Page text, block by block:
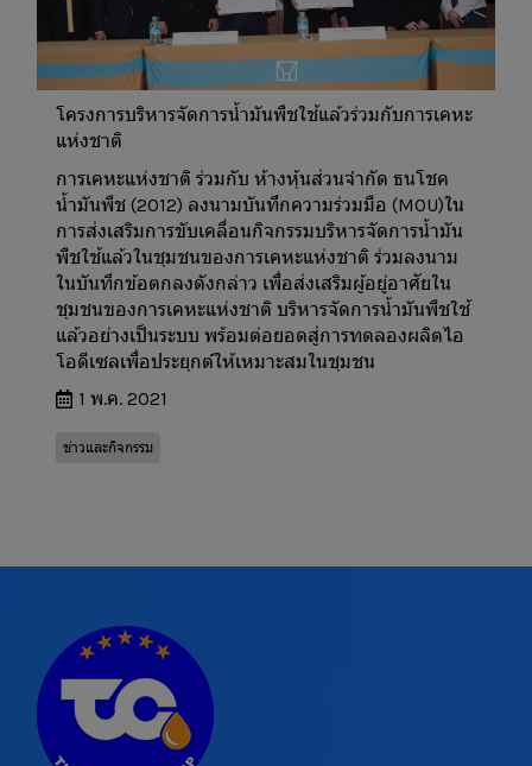
โครงการบริหารจัดการน้ำมันพืชใช้แล้วร่วมกับการเคหะ
แห่งชาติ
การเคหะแห่งชาติ ร่วมกับ ห้างหุ้นส่วนจำกัด ธนโชค
น้ำมันพืช (2012) ลงนามบันทึกความร่วมมือ (MOU)ใน
การส่งเสริมการขับเคลื่อนกิจกรรมบริหารจัดการน้ำมัน
พืชใช้แล้วในชุมชนของการเคหะแห่งชาติ ร่วมลงนาม
ในบันทึกข้อตกลงดังกล่าว เพื่อส่งเสริมผู้อยู่อาศัยใน
ชุมชนของการเคหะแห่งชาติ บริหารจัดการน้ำมันพืชใช้
แล้วอย่างเป็นระบบ พร้อมต่อยอดสู่การทดลองผลิตไอ
โอดีเซลเพื่อประยุกต์ให้เหมาะสมในชุมชน
1 พ.ค. 2021
ข่าวและกิจกรรม